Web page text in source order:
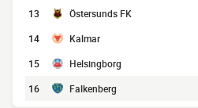
13 Östersunds FK
14 Kalmar
15 Helsingborg
16 Falkenberg